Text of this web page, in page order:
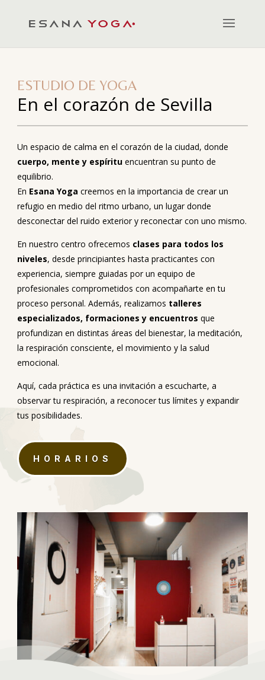
ESTUDIO DE YOGA
En el corazón de Sevilla
Un espacio de calma en el corazón de la ciudad, donde
cuerpo, mente y espíritu encuentran su punto de
equilibrio.
En Esana Yoga creemos en la importancia de crear un
refugio en medio del ritmo urbano, un lugar donde
desconectar del ruido exterior y reconectar con uno mismo.
En nuestro centro ofrecemos clases para todos los
niveles, desde principiantes hasta practicantes con
experiencia, siempre guiadas por un equipo de
profesionales comprometidos con acompañarte en tu
proceso personal. Además, realizamos talleres
especializados, formaciones y encuentros que
profundizan en distintas áreas del bienestar, la meditación,
la respiración consciente, el movimiento y la salud
emocional.
Aquí, cada práctica es una invitación a escucharte, a
observar tu respiración, a reconocer tus límites y expandir
tus posibilidades.
HORARIOS